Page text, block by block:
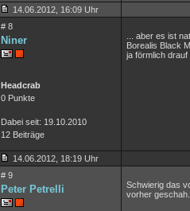
14.06.2012, 16:09 Uhr
# 8
Niner
Headcrab
0 Punkte
Dabei seit: 19.10.2010
12 Beiträge
... aber es ist
Borealis Black
ja förmlich drauf
14.06.2012, 18:19 Uhr
# 9
Peter Petrelli
Schwierig das
vorher